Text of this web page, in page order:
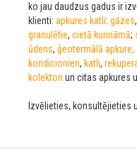
ko jau daudzus gadus ir
klienti: apkures katli: gāzes,
granulētie, cietā kurināmā;
ūdens, ģeotermālā
kondicionieri, katli,
kolektori un citas apkures
Izvēlieties, konsultējieties